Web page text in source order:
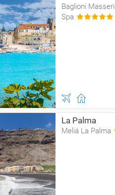
Baglioni
Spa
La Palma
Meliá La Palma